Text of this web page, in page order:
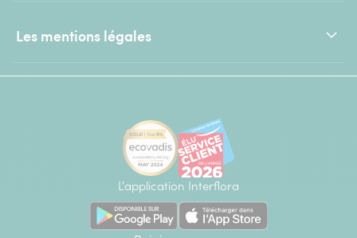
Les mentions légales
L'application Interflora